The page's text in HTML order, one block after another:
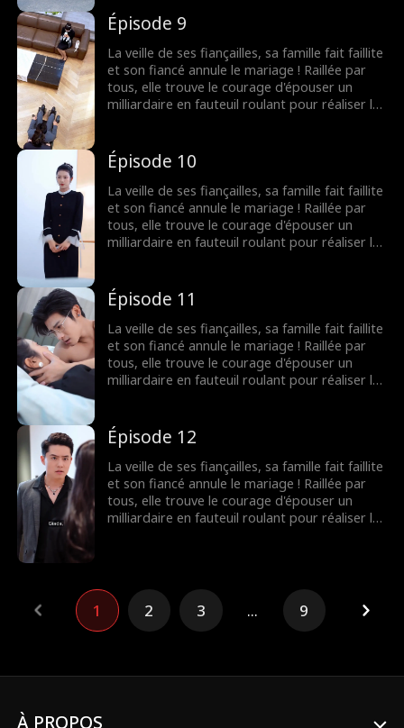
n'était pas du tout handicapé !
Épisode 9
La veille de ses fiançailles, sa famille fait faillite
et son fiancé annule le mariage ! Raillée par
tous, elle trouve le courage d'épouser un
milliardaire en fauteuil roulant pour réaliser le
n'était pas du tout handicapé !
Épisode 10
La veille de ses fiançailles, sa famille fait faillite
et son fiancé annule le mariage ! Raillée par
tous, elle trouve le courage d'épouser un
milliardaire en fauteuil roulant pour réaliser le
n'était pas du tout handicapé !
Épisode 11
La veille de ses fiançailles, sa famille fait faillite
et son fiancé annule le mariage ! Raillée par
tous, elle trouve le courage d'épouser un
milliardaire en fauteuil roulant pour réaliser le
n'était pas du tout handicapé !
Épisode 12
La veille de ses fiançailles, sa famille fait faillite
et son fiancé annule le mariage ! Raillée par
tous, elle trouve le courage d'épouser un
milliardaire en fauteuil roulant pour réaliser le
1 2 3 ... 9
À PROPOS